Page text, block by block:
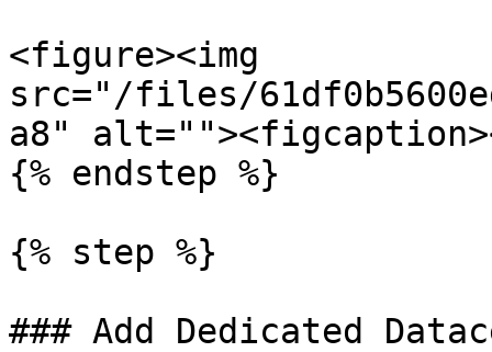
<figure><img
src="/files/
a8"
{% endstep %}
{% step %}
### Add Dedicated